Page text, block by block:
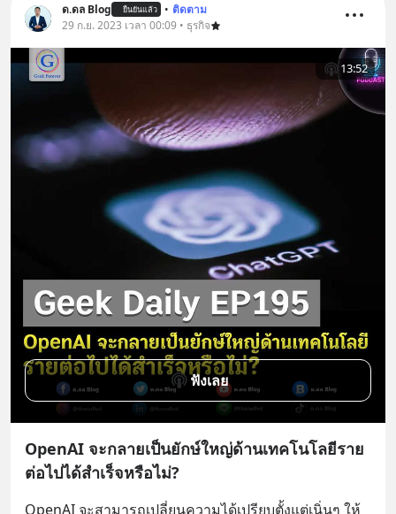
ด.ดล Blog ยืนยันแล้ว • ติดตาม
29 ก.ย. 2023 เวลา 00:09 • ธุรกิจ
13:52
ฟังเลย
OpenAI จะกลายเป็นยักษ์ใหญ่ด้านเทคโนโลยีราย
ต่อไปได้สำเร็จหรือไม่?
OpenAI จะสามารถเปลี่ยนความได้เปรียบตั้งแต่เนิ่นๆ ให้